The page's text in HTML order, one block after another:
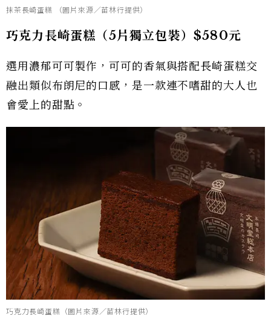
抹茶長崎蛋糕 （圖片來源／苗林行提供）
巧克力長崎蛋糕（5片獨立包裝）$580元
選用濃郁可可製作，可可的香氣與搭配長崎蛋糕交
融出類似布朗尼的口感，是一款連不嗜甜的大人也
會愛上的甜點。
巧克力長崎蛋糕（圖片來源／苗林行提供）